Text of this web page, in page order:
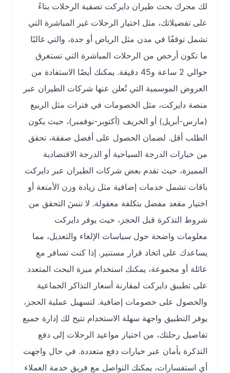
لك محرك بحث طيران دايركت تصفية الرحلات بناءً
على تفضيلاتك، مثل اختيار الرحلات غير المباشرة التي
تشمل توقفًا في مدن مثل الرياض أو جدة، والتي غالبًا
ما تكون أرخص من الرحلات المباشرة التي تستغرق
حوالي 2 ساعة و45 دقيقة. يمكنك أيضًا الاستفادة من
العروض الموسمية التي تُعلن عنها شركات الطيران عبر
منصة دايركت، مثل الخصومات في فترات مثل الربيع
(مارس-أبريل) أو الخريف (أكتوبر-نوفمبر)، حيث يكون
الطلب أقل. لضمان الحصول على أفضل صفقة، تحقق
من خيارات الدرجة السياحية أو الدرجة الاقتصادية
المميزة، حيث تقدم بعض شركات الطيران عبر دايركت
باقات تشمل خدمات إضافية مثل زيادة وزن الأمتعة أو
اختيار مقعد مفضل بتكلفة معقولة. لا تنسَ التحقق من
شروط التذكرة قبل الحجز، حيث يوفر دايركت
معلومات واضحة حول سياسات الإلغاء والتعديل، مما
يساعدك على اتخاذ قرار مستنير. إذا كنت تسافر مع
عائلة أو مجموعة، يمكنك استخدام ميزة البحث المتعدد
على تطبيق دايركت لمقارنة أسعار التذاكر الجماعية
والحصول على خصومات إضافية. لتسهيل عملية الحجز،
يوفر التطبيق واجهة سهلة الاستخدام تتيح لك إدارة جميع
تفاصيل رحلتك، من اختيار مواعيد الرحلات إلى دفع
التذكرة بأمان عبر خيارات دفع متعددة. في حال واجهت
أي استفسارات، يمكنك التواصل مع فريق خدمة العملاء